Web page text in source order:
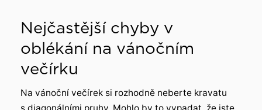
Nejčastější chyby v
oblékání na vánočním
večírku
Na vánoční večírek si rozhodně neberte kravatu